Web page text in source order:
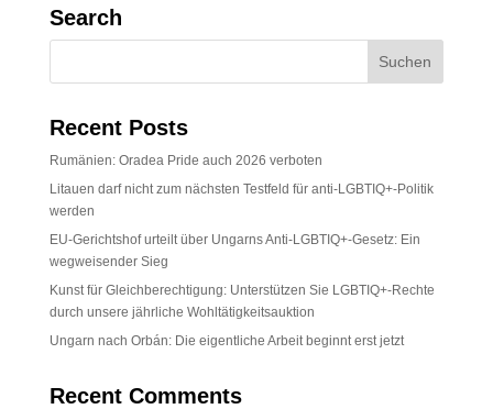
Search
Recent Posts
Rumänien: Oradea Pride auch 2026 verboten
Litauen darf nicht zum nächsten Testfeld für anti-LGBTIQ+-Politik
werden
EU-Gerichtshof urteilt über Ungarns Anti-LGBTIQ+-Gesetz: Ein
wegweisender Sieg
Kunst für Gleichberechtigung: Unterstützen Sie LGBTIQ+-Rechte
durch unsere jährliche Wohltätigkeitsauktion
Ungarn nach Orbán: Die eigentliche Arbeit beginnt erst jetzt
Recent Comments